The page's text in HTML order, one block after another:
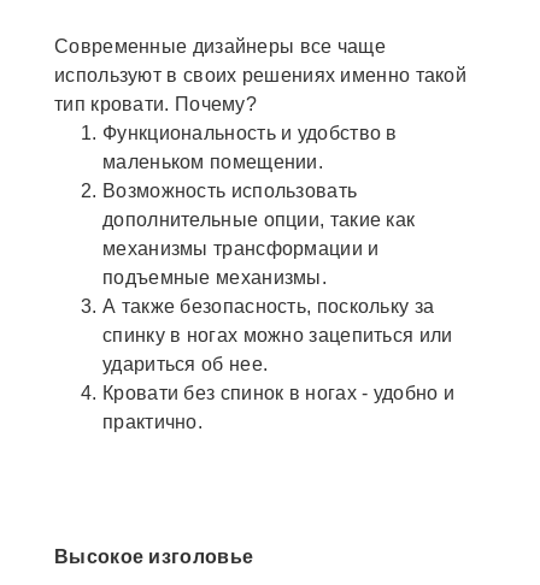
Современные дизайнеры все чаще
используют в своих решениях именно такой
тип кровати. Почему?
Функциональность и удобство в
маленьком помещении.
Возможность использовать
дополнительные опции, такие как
механизмы трансформации и
подъемные механизмы.
А также безопасность, поскольку за
спинку в ногах можно зацепиться или
удариться об нее.
Кровати без спинок в ногах - удобно и
практично.
Высокое изголовье